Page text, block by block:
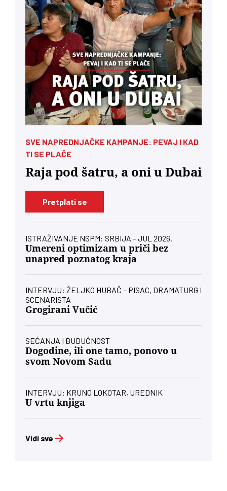
SVE NAPREDNJAČKE KAMPANJE: PEVAJ I KAD
TI SE PLAČE
Raja pod šatru, a oni u Dubai
Pretplati se
ISTRAŽIVANJE NSPM: SRBIJA – JUL 2026.
Umereni optimizam u priči bez
unapred poznatog kraja
INTERVJU: ŽELJKO HUBAČ – PISAC, DRAMATURG I
SCENARISTA
Grogirani Vučić
SEĆANJA I BUDUĆNOST
Dogodine, ili one tamo, ponovo u
svom Novom Sadu
INTERVJU: KRUNO LOKOTAR, UREDNIK
U vrtu knjiga
Vidi sve